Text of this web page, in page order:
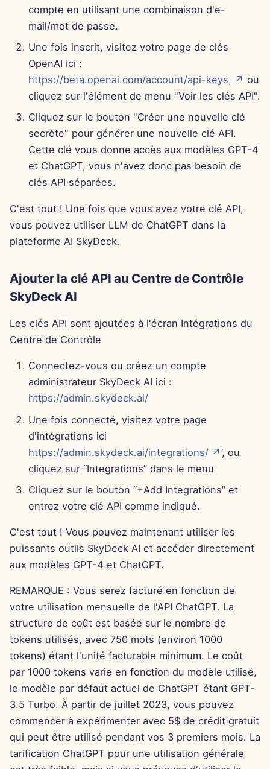
1er août 2025
25 juil. 2025
18 juil. 2025
11 juil. 2025
4 juil. 2025
27 juin 2025
20 juin 2025
13 juin 2025
30 mai 2025
23 mai 2025
9 mai 2025
2 mai 2025
25 avr. 2025
18 avr. 2025
11 avr. 2025
4 avr. 2025
28 mars 2025
21 mars 2025
14 mars 2025
7 mars 2025
28 févr. 2025
21 févr. 2025
14 févr. 2025
compte en utilisant une combinaison d'e-
mail/mot de passe.
Une fois inscrit, visitez votre page de clés
OpenAI ici :
https://beta.openai.com/account/api-keys, ↗ ou
cliquez sur l'élément de menu "Voir les clés API".
Cliquez sur le bouton "Créer une nouvelle clé
secrète" pour générer une nouvelle clé API.
Cette clé vous donne accès aux modèles GPT-4
et ChatGPT, vous n'avez donc pas besoin de
clés API séparées.
C'est tout ! Une fois que vous avez votre clé API,
vous pouvez utiliser LLM de ChatGPT dans la
plateforme AI SkyDeck.
Ajouter la clé API au Centre de Contrôle
SkyDeck AI
Les clés API sont ajoutées à l'écran Intégrations du
Centre de Contrôle
Connectez-vous ou créez un compte
administrateur SkyDeck AI ici :
https://admin.skydeck.ai/
Une fois connecté, visitez votre page
d'intégrations ici
https://admin.skydeck.ai/integrations/ ↗’, ou
cliquez sur “Integrations” dans le menu
Cliquez sur le bouton “+Add Integrations” et
entrez votre clé API comme indiqué.
C'est tout ! Vous pouvez maintenant utiliser les
puissants outils SkyDeck AI et accéder directement
aux modèles GPT-4 et ChatGPT.
REMARQUE : Vous serez facturé en fonction de
votre utilisation mensuelle de l'API ChatGPT. La
structure de coût est basée sur le nombre de
tokens utilisés, avec 750 mots (environ 1000
tokens) étant l'unité facturable minimum. Le coût
par 1000 tokens varie en fonction du modèle utilisé,
le modèle par défaut actuel de ChatGPT étant GPT-
3.5 Turbo. À partir de juillet 2023, vous pouvez
commencer à expérimenter avec 5$ de crédit gratuit
qui peut être utilisé pendant vos 3 premiers mois. La
tarification ChatGPT pour une utilisation générale